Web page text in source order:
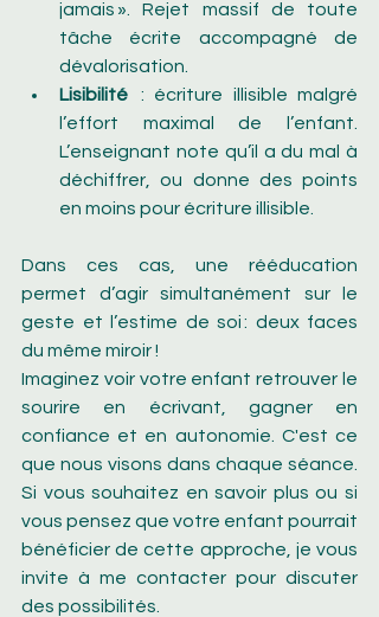
jamais ». Rejet massif de toute
tâche écrite accompagné de
dévalorisation.
Lisibilité
: écriture illisible malgré
l’effort maximal de l’enfant.
L’enseignant note qu’il a du mal à
déchiffrer, ou donne des points
en moins pour écriture illisible.
Dans ces cas, une rééducation
permet d’agir simultanément sur le
geste et l’estime de soi : deux faces
du même miroir !
Imaginez voir votre enfant retrouver le
sourire en écrivant, gagner en
confiance et en autonomie. C'est ce
que nous visons dans chaque séance.
Si vous souhaitez en savoir plus ou si
vous pensez que votre enfant pourrait
bénéficier de cette approche, je vous
invite à me contacter pour discuter
des possibilités.